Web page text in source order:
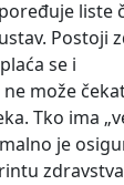
liste
Postoji
se i
može
Tko ima
je